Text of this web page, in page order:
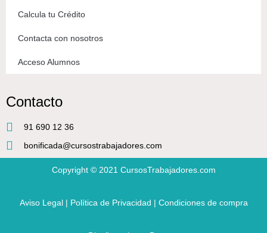
Calcula tu Crédito
Contacta con nosotros
Acceso Alumnos
Contacto
91 690 12 36
bonificada@cursostrabajadores.com
Copyright © 2021 CursosTrabajadores.com
Aviso Legal| Política de Privacidad | Condiciones de compra